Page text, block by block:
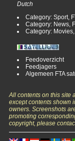
Dutch
Category: Sport,
Category: News,
Category: Movies,
Feedoverzicht
Feedjagers
Algemeen FTA
All contents on this site
except contents shown
owners. Screenshots
promoting
copyright, please